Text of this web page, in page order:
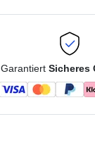
Garantiert Sicheres